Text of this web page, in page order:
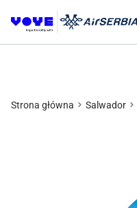
Strona główna Salwador